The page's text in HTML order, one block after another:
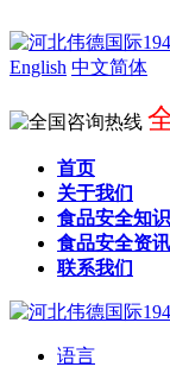
English 中文简体
首页
关于我们
食品安全知识
食品安全资讯
联系我们
语言